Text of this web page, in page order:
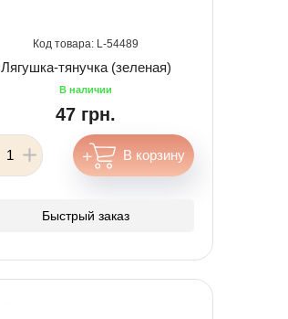
54489
Лягушка-тянучка (зеленая)
47 грн.
Быстрый заказ